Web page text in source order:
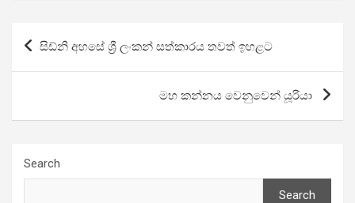
Post
navigation
සිඩ්නි අහසේ ශ්‍රී ලංකන් සත්කාරය තවත් ඉහළට
මහ කන්නය වෙනුවෙන් යූරියා
Search
Search